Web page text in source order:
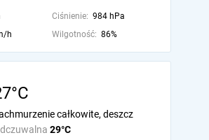
Ciśnienie: 984 hPa
h Wilgotność: 86%
29°C
całkowite, deszcz